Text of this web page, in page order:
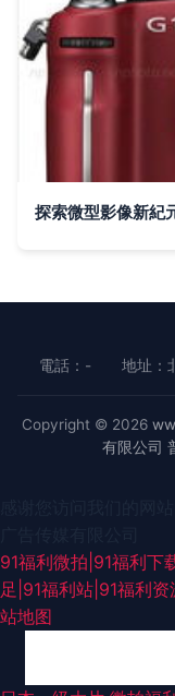
探索微型影像新紀
電話：- 地址：
Copyright © 2026
有限公司
91福利微拍|91福利下
足|91福利站|91福利
站地图
中文字幕电影日本 日韩